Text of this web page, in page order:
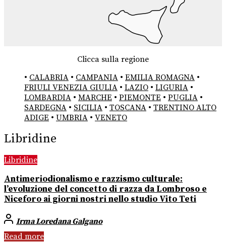
Clicca sulla regione
• CALABRIA • CAMPANIA • EMILIA ROMAGNA •
FRIULI VENEZIA GIULIA • LAZIO • LIGURIA •
LOMBARDIA • MARCHE • PIEMONTE • PUGLIA •
SARDEGNA • SICILIA • TOSCANA • TRENTINO ALTO
ADIGE • UMBRIA • VENETO
Libridine
Libridine
Antimeriodionalismo e razzismo culturale:
l’evoluzione del concetto di razza da Lombroso e
Niceforo ai giorni nostri nello studio Vito Teti
Irma Loredana Galgano
Read more